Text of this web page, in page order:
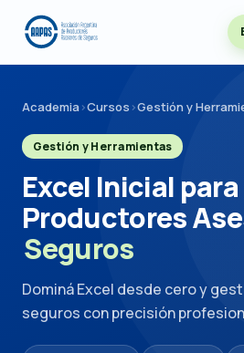
Academia›Cursos ›Gestión y
Gestión y Herramientas
Excel Inicial para
Productores
Seguros
Dominá Excel desde cero y
seguros con precisión